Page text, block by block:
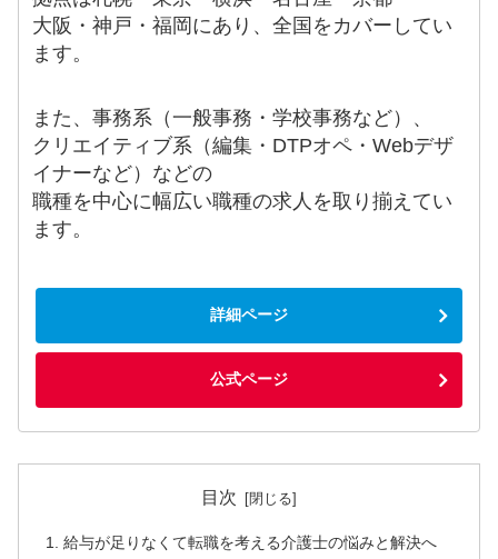
大阪・神戸・福岡にあり、全国をカバーしてい
ます。
また、事務系（一般事務・学校事務など）、
クリエイティブ系（編集・DTPオペ・Webデザ
イナーなど）などの
職種を中心に幅広い職種の求人を取り揃えてい
ます。
詳細ページ
公式ページ
目次
給与が足りなくて転職を考える介護士の悩みと解決へ